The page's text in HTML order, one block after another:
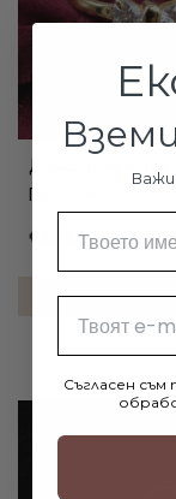
Дамски златен
Панделка
€295.50 /
ДОБАВИ В
Важи
Съгласен